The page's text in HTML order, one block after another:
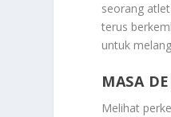
seorang
terus
untuk
MASA
Melihat